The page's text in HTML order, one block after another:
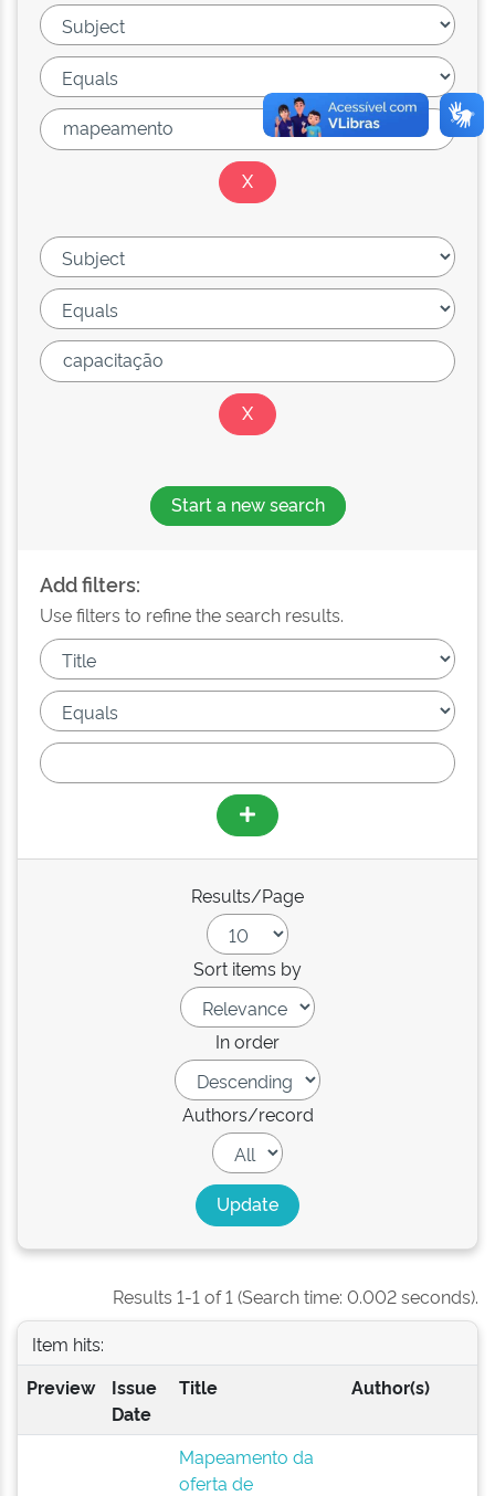
Start a new search
Add filters:
Use filters to refine the search results.
Results/Page
Sort items by
In order
Authors/record
Results 1-1 of 1 (Search time: 0.002 seconds).
Item hits:
Preview
Issue
Date
Title Author(s)
Mapeamento da
oferta de